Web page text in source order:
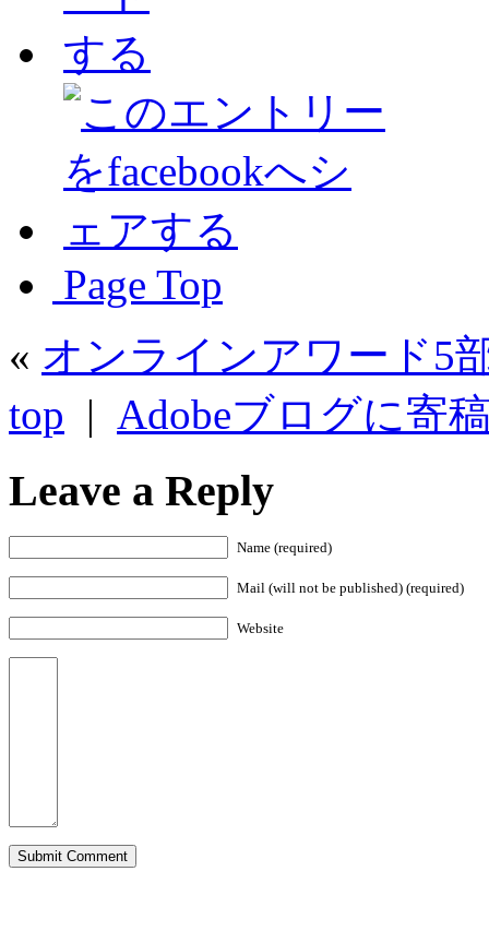
Page Top
« オンラインアワード5
top | Adobeブログに寄
Leave a Reply
Name (required)
Mail (will not be published) (required)
Website